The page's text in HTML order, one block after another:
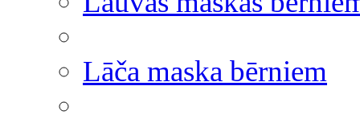
Lāča maska bērniem